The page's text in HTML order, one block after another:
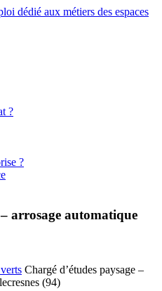
dédié aux métiers des espaces
?
?
arrosage automatique
Chargé d’études paysage –
(94)